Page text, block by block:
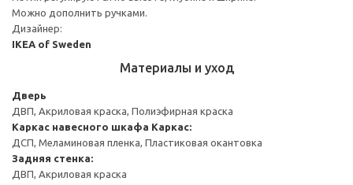
Можно дополнить ручками.
Дизайнер:
IKEA of Sweden
Материалы и уход
Дверь
ДВП, Акриловая краска, Полиэфирная краска
Каркас навесного шкафа Каркас:
ДСП, Меламиновая пленка, Пластиковая окантовка
Задняя стенка:
ДВП, Акриловая краска